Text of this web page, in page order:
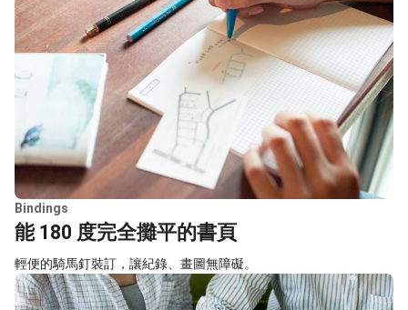
Bindings
能 180 度完全攤平的書頁
輕便的騎馬釘裝訂，讓紀錄、畫圖無障礙。